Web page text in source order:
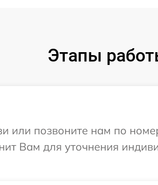
Этапы
или позвоните нам по
Вам для уточнения